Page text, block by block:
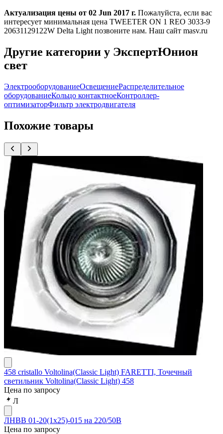
Актуализация цены от 02 Jun 2017 г. Пожалуйста, если вас
интересует минимальная цена TWEETER ON 1 REO 3033-9
20631129122W Delta Light позвоните нам. Наш сайт masv.ru
Другие категории у ЭкспертЮнион
свет
ЭлектрооборудованиеОсвещениеРаспределительное
оборудованиеКольцо контактноеКонтроллер-
оптимизаторФильтр электродвигателя
Похожие товары
458 cristallo Voltolina(Classic Light) FARETTI, Точечный
светильник Voltolina(Classic Light) 458
Цена по запросу
Л
ЛНВВ 01-20(1х25)-015 на 220/50В
Цена по запросу